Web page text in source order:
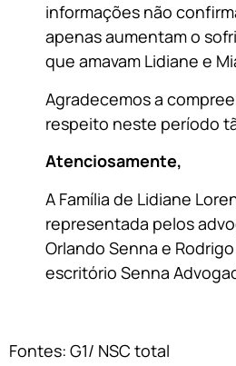
informações não
apenas aumentam o
que amavam Lidiane e
Agradecemos a
respeito neste período
Atenciosamente,
A Família de Lidiane
representada pelos
Orlando Senna e
escritório Senna
Fontes: G1/ NSC total